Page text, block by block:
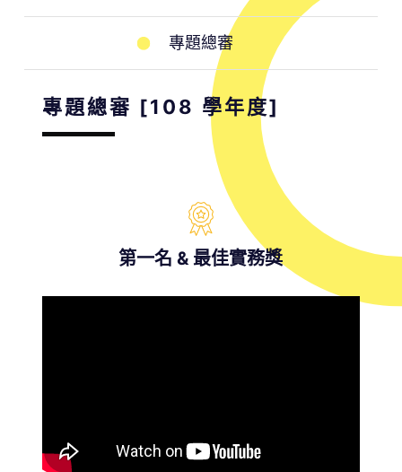
專題總審
專題總審 [108 學年度]
第一名 & 最佳實務獎